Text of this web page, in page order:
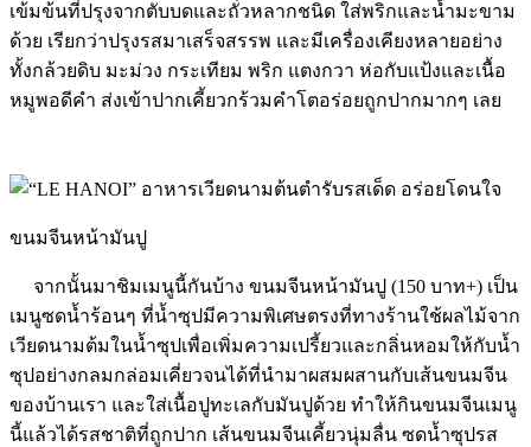
เข้มข้นที่ปรุงจากตับบดและถั่วหลากชนิด ใส่พริกและน้ำมะขาม
ด้วย เรียกว่าปรุงรสมาเสร็จสรรพ และมีเครื่องเคียงหลายอย่าง
ทั้งกล้วยดิบ มะม่วง กระเทียม พริก แตงกวา ห่อกับแป้งและเนื้อ
หมูพอดีคำ ส่งเข้าปากเคี้ยวกร้วมคำโตอร่อยถูกปากมากๆ เลย
ขนมจีนหน้ามันปู
จากนั้นมาชิมเมนูนี้กันบ้าง ขนมจีนหน้ามันปู (150 บาท+) เป็น
เมนูซดน้ำร้อนๆ ที่น้ำซุปมีความพิเศษตรงที่ทางร้านใช้ผลไม้จาก
เวียดนามต้มในน้ำซุปเพื่อเพิ่มความเปรี้ยวและกลิ่นหอมให้กับน้ำ
ซุปอย่างกลมกล่อมเคี่ยวจนได้ที่นำมาผสมผสานกับเส้นขนมจีน
ของบ้านเรา และใส่เนื้อปูทะเลกับมันปูด้วย ทำให้กินขนมจีนเมนู
นี้แล้วได้รสชาติที่ถูกปาก เส้นขนมจีนเคี้ยวนุ่มลื่น ซดน้ำซุปรส